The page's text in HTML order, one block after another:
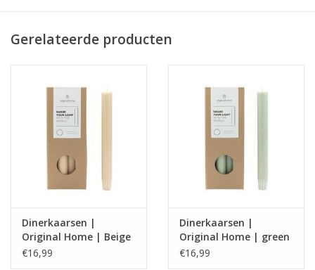
Gerelateerde producten
Dinerkaarsen |
Original Home | Beige
€16,99
Dinerkaarsen |
Original Home | green
€16,99